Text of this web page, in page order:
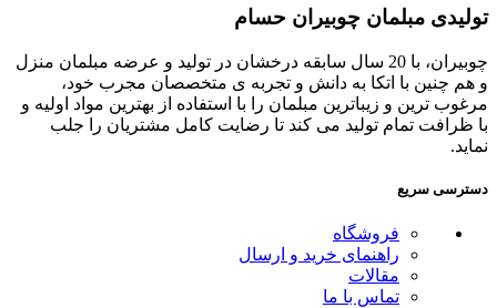
تولیدی مبلمان چوبیران حسام
چوبیران، با 20 سال سابقه درخشان در تولید و عرضه مبلمان منزل
و هم چنین با اتکا به دانش و تجربه ی متخصصان مجرب خود،
مرغوب ترین و زیباترین مبلمان را با استفاده از بهترین مواد اولیه و
با ظرافت تمام تولید می کند تا رضایت کامل مشتریان را جلب
نماید.
دسترسی سریع
فروشگاه
راهنمای خرید و ارسال
مقالات
تماس با ما